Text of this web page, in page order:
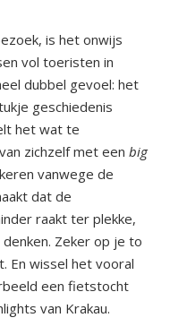
is het onwijs
vol toeristen in
dubbel gevoel: het
geschiedenis
het wat te
zichzelf met een big
vanwege de
dat de
raakt ter plekke,
Zeker op je to
En wissel het vooral
een fietstocht
van Krakau.